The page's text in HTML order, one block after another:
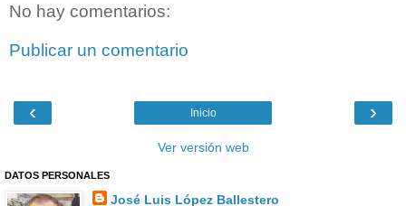
No hay comentarios:
Publicar un comentario
‹ ›
Inicio
Ver versión web
DATOS PERSONALES
José Luis López Ballestero